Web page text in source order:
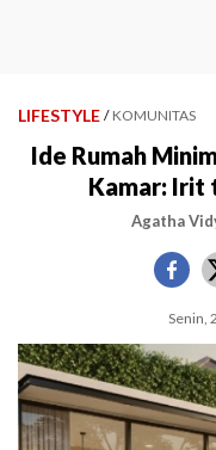
LIFESTYLE / KOMUNITAS
Ide Rumah
Kamar: Irit
Agatha
Senin,